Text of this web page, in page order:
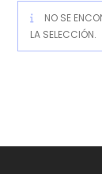
NO SE
LA SELECCIÓN.